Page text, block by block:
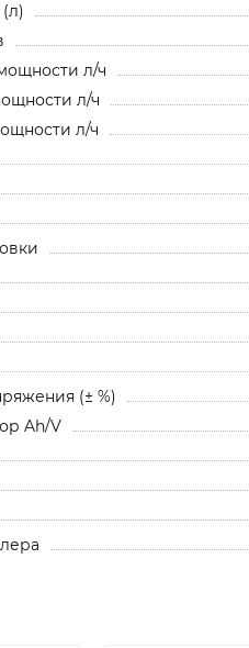
л/ч
л/ч
л/ч
(± %)
Ah/V